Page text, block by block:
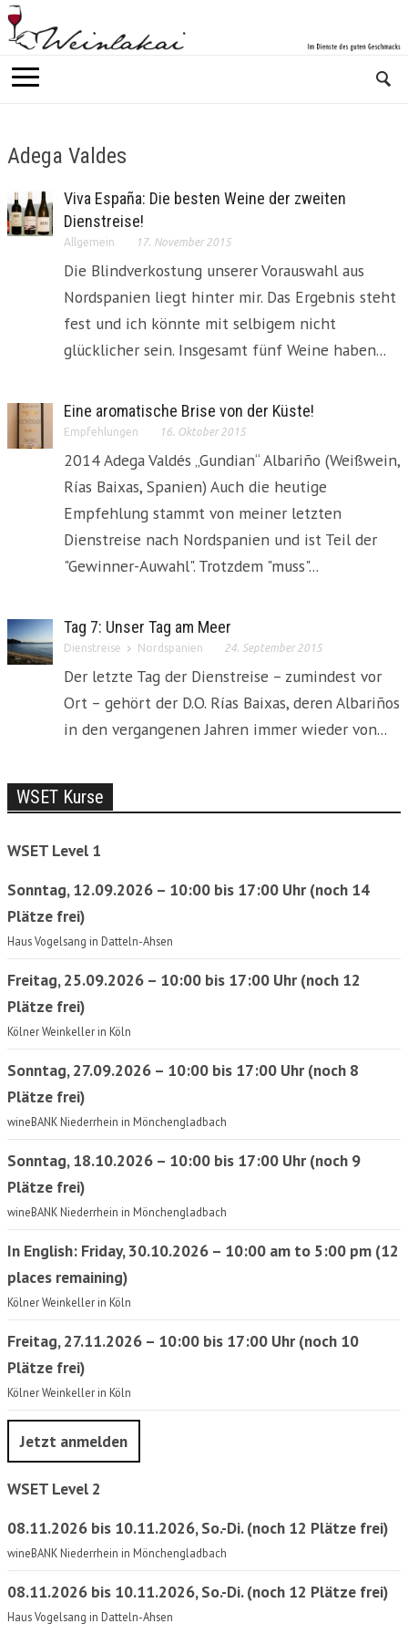
Adega Valdes
Viva España: Die besten Weine der zweiten
Dienstreise!
Allgemein 17. November 2015
Die Blindverkostung unserer Vorauswahl aus
Nordspanien liegt hinter mir. Das Ergebnis steht
fest und ich könnte mit selbigem nicht
glücklicher sein. Insgesamt fünf Weine haben...
Eine aromatische Brise von der Küste!
Empfehlungen 16. Oktober 2015
2014 Adega Valdés „Gundian“ Albariño (Weißwein,
Rías Baixas, Spanien) Auch die heutige
Empfehlung stammt von meiner letzten
Dienstreise nach Nordspanien und ist Teil der
"Gewinner-Auwahl". Trotzdem "muss"...
Tag 7: Unser Tag am Meer
Dienstreise Nordspanien 24. September 2015
Der letzte Tag der Dienstreise – zumindest vor
Ort – gehört der D.O. Rías Baixas, deren Albariños
in den vergangenen Jahren immer wieder von...
WSET Kurse
WSET Level 1
Sonntag, 12.09.2026 – 10:00 bis 17:00 Uhr (noch 14
Plätze frei)
Haus Vogelsang in Datteln-Ahsen
Freitag, 25.09.2026 – 10:00 bis 17:00 Uhr (noch 12
Plätze frei)
Kölner Weinkeller in Köln
Sonntag, 27.09.2026 – 10:00 bis 17:00 Uhr (noch 8
Plätze frei)
wineBANK Niederrhein in Mönchengladbach
Sonntag, 18.10.2026 – 10:00 bis 17:00 Uhr (noch 9
Plätze frei)
wineBANK Niederrhein in Mönchengladbach
In English: Friday, 30.10.2026 – 10:00 am to 5:00 pm (12
places remaining)
Kölner Weinkeller in Köln
Freitag, 27.11.2026 – 10:00 bis 17:00 Uhr (noch 10
Plätze frei)
Kölner Weinkeller in Köln
Jetzt anmelden
WSET Level 2
08.11.2026 bis 10.11.2026, So.-Di. (noch 12 Plätze frei)
wineBANK Niederrhein in Mönchengladbach
08.11.2026 bis 10.11.2026, So.-Di. (noch 12 Plätze frei)
Haus Vogelsang in Datteln-Ahsen